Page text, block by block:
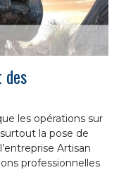
les opérations sur
la pose de
Artisan
professionnelles